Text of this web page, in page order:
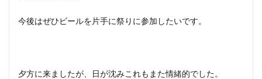
今後はぜひビールを片手に祭りに参加したいです。
夕方に来ましたが、日が沈みこれもまた情緒的でした。